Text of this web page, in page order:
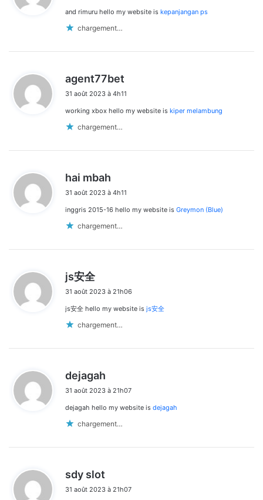
and rimuru hello my website is kepanjangan ps
chargement…
agent77bet
t
31 août 2023 à 4h11
working xbox hello my website is kiper melambung
chargement…
hai mbah
t
31 août 2023 à 4h11
inggris 2015-16 hello my website is Greymon (Blue)
chargement…
js安全
t
31 août 2023 à 21h06
js安全 hello my website is js安全
chargement…
dejagah
t
31 août 2023 à 21h07
dejagah hello my website is dejagah
chargement…
sdy slot
t
31 août 2023 à 21h07